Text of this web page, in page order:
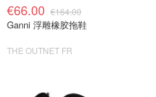
€66.00 €164.00
Ganni 浮雕橡胶拖鞋
THE OUTNET FR